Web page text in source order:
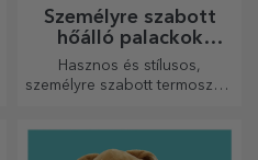
Személyre szabott
hőálló palackok
fogantyúval
Hasznos és stílusos,
személyre szabott termoszok,